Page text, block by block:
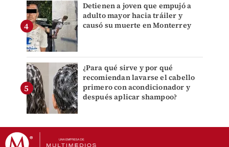
Detienen a joven que empujó a
adulto mayor hacia tráiler y
causó su muerte en Monterrey
¿Para qué sirve y por qué
recomiendan lavarse el cabello
primero con acondicionador y
después aplicar shampoo?